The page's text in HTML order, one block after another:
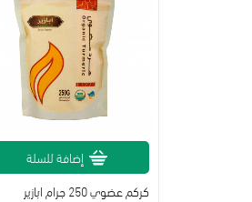
كركم عضوي 250 جرام ابازير
إضافة للسلة